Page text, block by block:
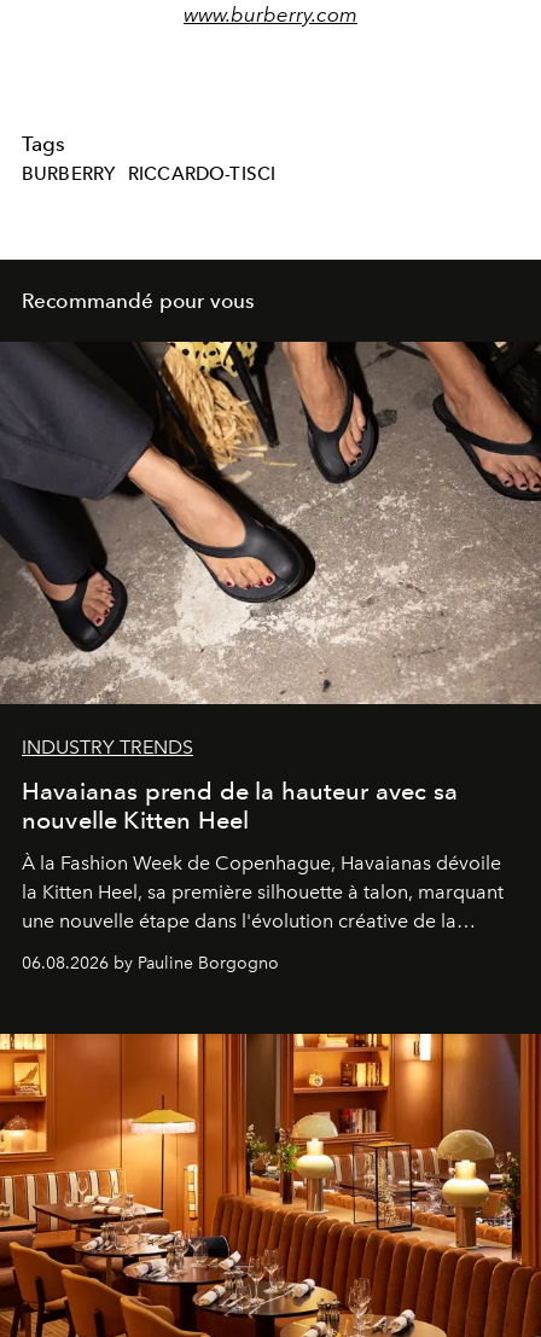
www.burberry.com
Tags
BURBERRY RICCARDO-TISCI
Recommandé pour vous
INDUSTRY TRENDS
Havaianas prend de la hauteur avec sa
nouvelle Kitten Heel
À la Fashion Week de Copenhague, Havaianas dévoile
la Kitten Heel, sa première silhouette à talon, marquant
une nouvelle étape dans l'évolution créative de la
06.08.2026 by Pauline Borgogno